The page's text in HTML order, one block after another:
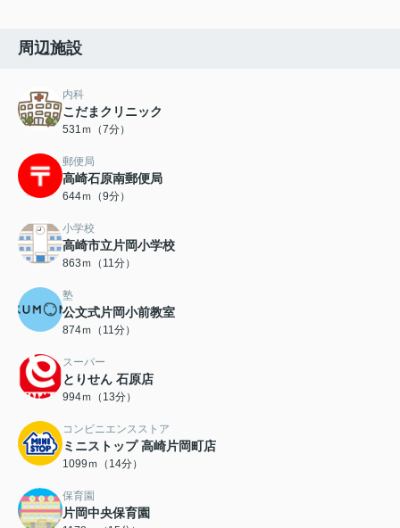
周辺施設
内科
こだまクリニック
531ｍ（7分）
郵便局
高崎石原南郵便局
644ｍ（9分）
小学校
高崎市立片岡小学校
863ｍ（11分）
塾
公文式片岡小前教室
874ｍ（11分）
スーパー
とりせん 石原店
994ｍ（13分）
コンビニエンスストア
ミニストップ 高崎片岡町店
1099ｍ（14分）
保育園
片岡中央保育園